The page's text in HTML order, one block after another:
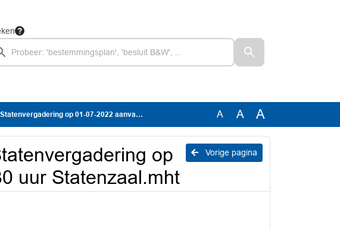
op 01-07-2022 aanvang 0930 uur Statenzaal.mht A A A
Vorige pagina
op
uur Statenzaal.mht